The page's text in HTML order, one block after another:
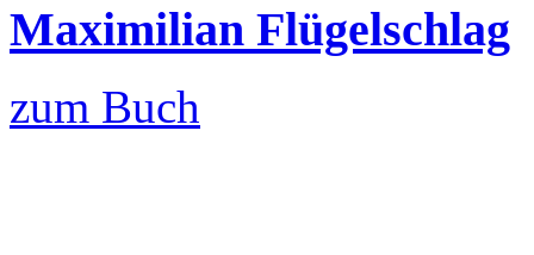
Maximilian Flügelschlag
zum Buch